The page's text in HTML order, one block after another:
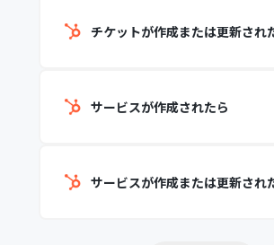
チケットが作成または更新され
サービスが作成されたら
サービスが作成または更新され